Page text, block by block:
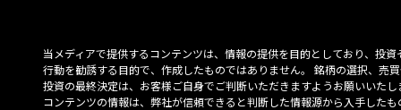
当メディアで提供するコンテンツは、情報の提供を目的としており、投資
行動を勧誘する目的で、作成したものではありません。 銘柄の選択、売
投資の最終決定は、お客様ご自身でご判断いただきますようお願いいたし
コンテンツの情報は、弊社が信頼できると判断した情報源から入手したも